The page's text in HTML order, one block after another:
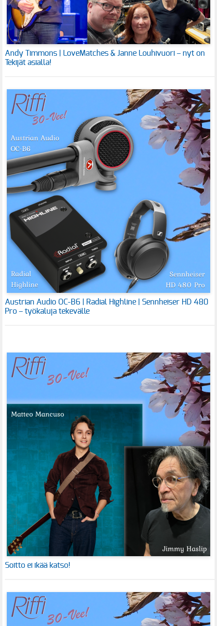
Andy Timmons | LoveMatches & Janne Louhivuori – nyt on
Tekijät asialla!
Austrian Audio OC-B6 | Radial Highline | Sennheiser HD 480
Pro – työkaluja tekevälle
Soitto ei ikää katso!